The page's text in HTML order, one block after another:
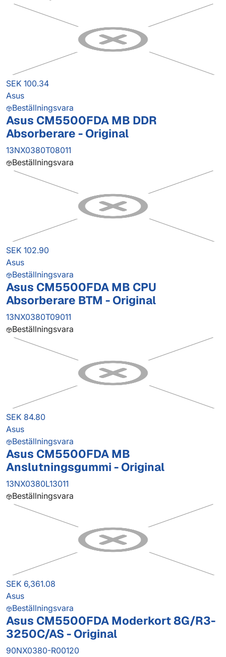
SEK 100.34
Asus
Beställningsvara
Asus CM5500FDA MB DDR
Absorberare - Original
13NX0380T08011
Beställningsvara
SEK 102.90
Asus
Beställningsvara
Asus CM5500FDA MB CPU
Absorberare BTM - Original
13NX0380T09011
Beställningsvara
SEK 84.80
Asus
Beställningsvara
Asus CM5500FDA MB
Anslutningsgummi - Original
13NX0380L13011
Beställningsvara
SEK 6,361.08
Asus
Beställningsvara
Asus CM5500FDA Moderkort 8G/R3-
3250C/AS - Original
90NX0380-R00120